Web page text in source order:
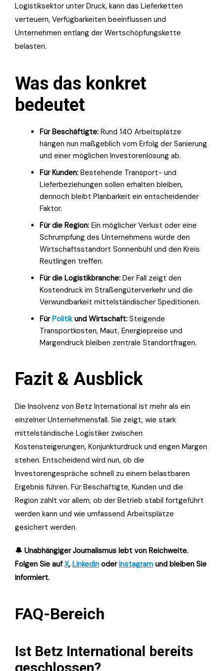
Logistiksektor unter Druck, kann das Lieferketten
verteuern, Verfügbarkeiten beeinflussen und
Unternehmen entlang der Wertschöpfungskette
belasten.
Was das konkret
bedeutet
Für Beschäftigte: Rund 140 Arbeitsplätze
hängen nun maßgeblich vom Erfolg der Sanierung
und einer möglichen Investorenlösung ab.
Für Kunden: Bestehende Transport- und
Lieferbeziehungen sollen erhalten bleiben,
dennoch bleibt Planbarkeit ein entscheidender
Faktor.
Für die Region: Ein möglicher Verlust oder eine
Schrumpfung des Unternehmens würde den
Wirtschaftsstandort Sonnenbühl und den Kreis
Reutlingen treffen.
Für die Logistikbranche: Der Fall zeigt den
Kostendruck im Straßengüterverkehr und die
Verwundbarkeit mittelständischer Speditionen.
FürPolitikund Wirtschaft: Steigende
Transportkosten, Maut, Energiepreise und
Margendruck bleiben zentrale Standortfragen.
Fazit & Ausblick
Die Insolvenz von Betz International ist mehr als ein
einzelner Unternehmensfall. Sie zeigt, wie stark
mittelständische Logistiker zwischen
Kostensteigerungen, Konjunkturdruck und engen Margen
stehen. Entscheidend wird nun, ob die
Investorengespräche schnell zu einem belastbaren
Ergebnis führen. Für Beschäftigte, Kunden und die
Region zählt vor allem, ob der Betrieb stabil fortgeführt
werden kann und wie umfassend Arbeitsplätze
gesichert werden.
🔔 Unabhängiger Journalismus lebt von Reichweite.
Folgen Sie aufX, Linkedin oderInstagram und bleiben Sie
informiert.
FAQ-Bereich
Ist Betz International bereits
geschlossen?